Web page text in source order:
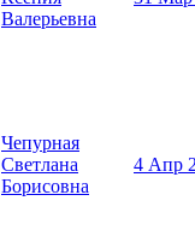
Валерьевна
Чепурная
Светлана
Борисовна
4 Апр